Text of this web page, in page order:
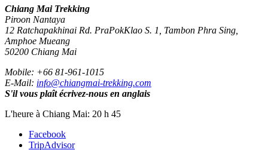
Chiang Mai Trekking
Piroon Nantaya
12 Ratchapakhinai Rd. PraPokKlao S. 1, Tambon Phra Sing,
Amphoe Mueang
50200 Chiang Mai
Mobile: +66 81-961-1015
E-Mail: info@chiangmai-trekking.com
S'il vous plaît écrivez-nous en anglais
L'heure à Chiang Mai: 20 h 45
Facebook
TripAdvisor